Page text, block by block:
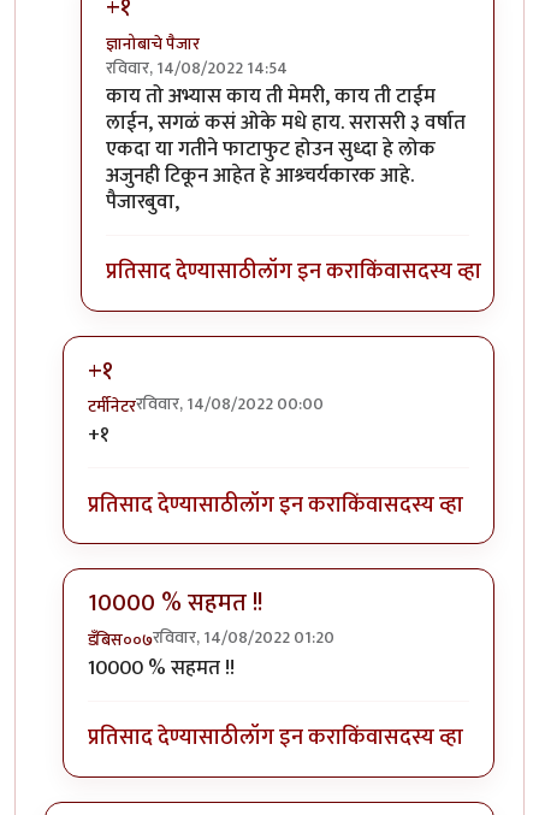
ज्ञानोबाचे पैजार
रविवार, 14/08/2022 14:54
In reply toसहमत..byतुषार काळभोर
काय तो अभ्यास काय ती मेमरी, काय ती टाईम
लाईन, सगळं कसं ओके मधे हाय. सरासरी ३ वर्षात
एकदा या गतीने फाटाफुट होउन सुध्दा हे लोक
अजुनही टिकून आहेत हे आश्र्चर्यकारक आहे.
पैजारबुवा,
प्रतिसाद देण्यासाठीलॉग इन कराकिंवासदस्य व्हा
+१
टर्मीनेटररविवार, 14/08/2022 00:00
In reply to
+१
प्रतिसाद देण्यासाठीलॉग इन कराकिंवासदस्य व्हा
10000 % सहमत !!
डँबिस००७रविवार, 14/08/2022 01:20
In reply toक्लिंटन, हा अत्यंत
10000 % सहमत !!
प्रतिसाद देण्यासाठीलॉग इन कराकिंवासदस्य व्हा